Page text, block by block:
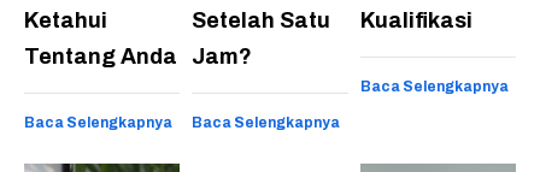
Ketahui
Tentang Anda
Baca Selengkapnya
Setelah Satu
Jam?
Baca Selengkapnya
Kualifikasi
Baca Selengkapnya